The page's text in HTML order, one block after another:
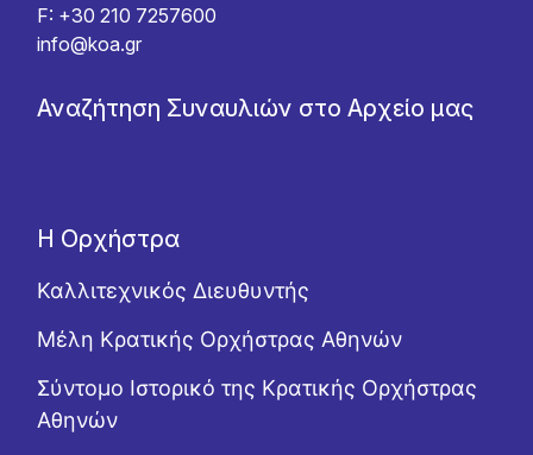
F: +30 210 7257600
info@koa.gr
Αναζήτηση Συναυλιών στο Αρχείο μας
Η Ορχήστρα
Καλλιτεχνικός Διευθυντής
Μέλη Κρατικής Ορχήστρας Αθηνών
Σύντομο Ιστορικό της Κρατικής Ορχήστρας
Αθηνών